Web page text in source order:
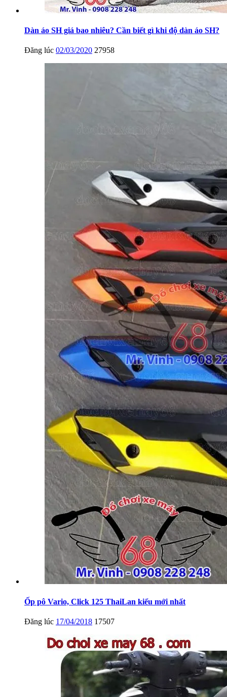
Dàn áo SH giá bao nhiêu? Cần biết gì khi độ dàn áo SH?
Đăng lúc 02/03/2020 27958
Ốp pô Vario, Click 125 ThaiLan kiểu mới nhất
Đăng lúc 17/04/2018 17507